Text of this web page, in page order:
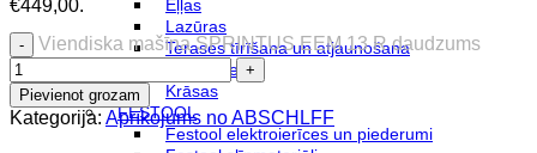
Eļļas
Lazūras
Terases tīrīšana un atjaunošana
Krāsas ārdarbiem
Krāsas
FESTOOL
Festool elektroierīces un piederumi
€449,00.
Viendiska mašīna SPRINTUS EEM 13 R daudzums
Pievienot grozam
Kategorija: Aprīkojums no ABSCHLFF